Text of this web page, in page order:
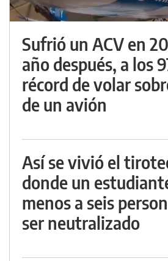
Sufrió un ACV en
año después, a los
récord de volar
de un avión
Así se vivió el
donde un
menos a seis
ser neutralizado